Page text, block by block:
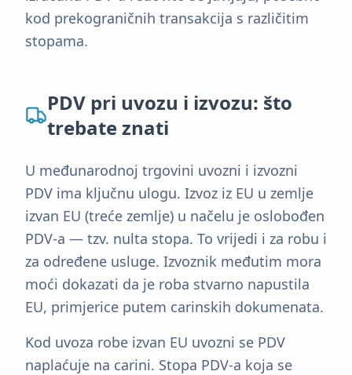
kod prekograničnih transakcija s različitim
stopama.
PDV pri uvozu i izvozu: što
trebate znati
U međunarodnoj trgovini uvozni i izvozni
PDV ima ključnu ulogu. Izvoz iz EU u zemlje
izvan EU (treće zemlje) u načelu je oslobođen
PDV-a — tzv. nulta stopa. To vrijedi i za robu i
za određene usluge. Izvoznik međutim mora
moći dokazati da je roba stvarno napustila
EU, primjerice putem carinskih dokumenata.
Kod uvoza robe izvan EU uvozni se PDV
naplaćuje na carini. Stopa PDV-a koja se